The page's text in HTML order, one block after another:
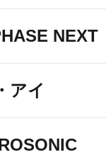
NEXT
アイ